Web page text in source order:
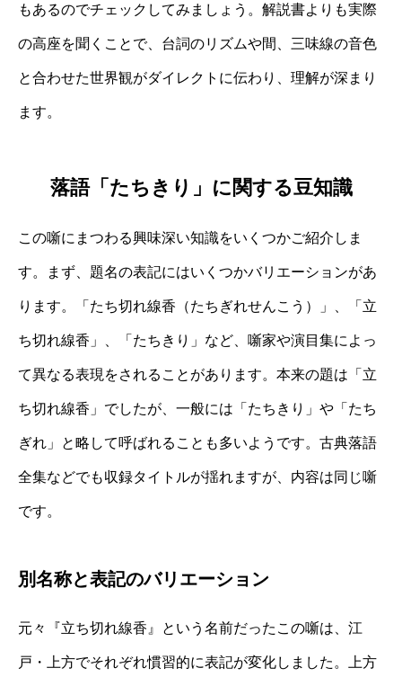
もあるのでチェックしてみましょう。解説書よりも実際
の高座を聞くことで、台詞のリズムや間、三味線の音色
と合わせた世界観がダイレクトに伝わり、理解が深まり
ます。
落語「たちきり」に関する豆知識
この噺にまつわる興味深い知識をいくつかご紹介しま
す。まず、題名の表記にはいくつかバリエーションがあ
ります。「たち切れ線香（たちぎれせんこう）」、「立
ち切れ線香」、「たちきり」など、噺家や演目集によっ
て異なる表現をされることがあります。本来の題は「立
ち切れ線香」でしたが、一般には「たちきり」や「たち
ぎれ」と略して呼ばれることも多いようです。古典落語
全集などでも収録タイトルが揺れますが、内容は同じ噺
です。
別名称と表記のバリエーション
元々『立ち切れ線香』という名前だったこの噺は、江
戸・上方でそれぞれ慣習的に表記が変化しました。上方